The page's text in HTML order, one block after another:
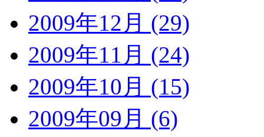
2009年12月 (29)
2009年11月 (24)
2009年10月 (15)
2009年09月 (6)